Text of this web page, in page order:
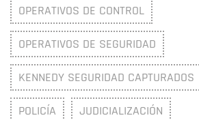
OPERATIVOS DE CONTROL
OPERATIVOS DE SEGURIDAD
KENNEDY SEGURIDAD CAPTURADOS
POLICÍA JUDICIALIZACIÓN